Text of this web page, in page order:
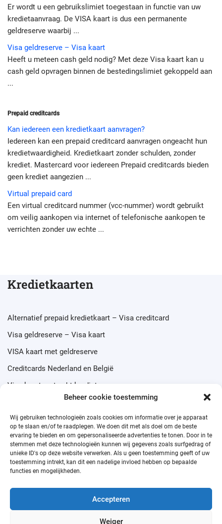
Beheer cookie toestemming
Wij gebruiken technologieën zoals cookies om informatie over je apparaat
op te slaan en/of te raadplegen. We doen dit met als doel om de beste
ervaring te bieden en om gepersonaliseerde advertenties te tonen. Door in te
stemmen met deze technologieën kunnen wij gegevens zoals surfgedrag of
unieke ID's op deze website verwerken. Als u geen toestemming geeft of uw
toestemming intrekt, kan dit een nadelige invloed hebben op bepaalde
functies en mogelijkheden.
Accepteren
Weiger
Er wordt u een gebruikslimiet toegestaan in functie van uw
kredietaanvraag. De VISA kaart is dus een permanente
geldreserve waarbij ...
Visa geldreserve – Visa kaart
Heeft u meteen cash geld nodig? Met deze Visa kaart kan u
cash geld opvragen binnen de bestedingslimiet gekoppeld aan
...
Prepaid creditcards
Kan iedereen een kredietkaart aanvragen?
Iedereen kan een prepaid creditcard aanvragen ongeacht hun
kredietwaardigheid. Kredietkaart zonder schulden, zonder
krediet. Mastercard voor iedereen Prepaid creditcards bieden
geen krediet aangezien ...
Virtual prepaid card
Een virtual creditcard nummer (vcc-nummer) wordt gebruikt
om veilig aankopen via internet of telefonische aankopen te
verrichten zonder uw echte ...
Kredietkaarten
Alternatief prepaid kredietkaart – Visa creditcard
Visa geldreserve – Visa kaart
VISA kaart met geldreserve
Creditcards Nederland en België
Visa kaart met echt krediet
Prepaid credit cards
Visa Prepaid Card
Kan iedereen een kredietkaart aanvragen?
Debit card van Mastercard